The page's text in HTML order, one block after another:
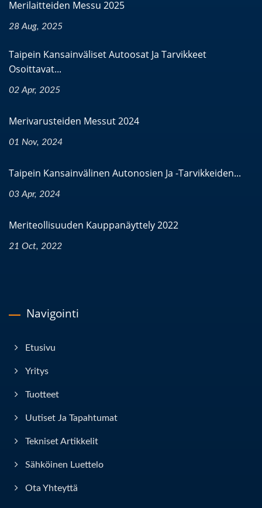
Merilaitteiden Messu 2025
28 Aug, 2025
Taipein Kansainväliset Autoosat Ja Tarvikkeet
Osoittavat...
02 Apr, 2025
Merivarusteiden Messut 2024
01 Nov, 2024
Taipein Kansainvälinen Autonosien Ja -tarvikkeiden...
03 Apr, 2024
Meriteollisuuden Kauppanäyttely 2022
21 Oct, 2022
Navigointi
Etusivu
Yritys
Tuotteet
Uutiset Ja Tapahtumat
Tekniset Artikkelit
Sähköinen Luettelo
Ota Yhteyttä